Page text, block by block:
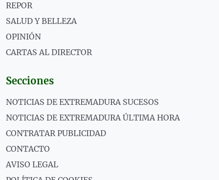
REPOR
SALUD Y BELLEZA
OPINIÓN
CARTAS AL DIRECTOR
Secciones
NOTICIAS DE EXTREMADURA SUCESOS
NOTICIAS DE EXTREMADURA ÚLTIMA HORA
CONTRATAR PUBLICIDAD
CONTACTO
AVISO LEGAL